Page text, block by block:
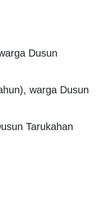
Dusun
warga Dusun
Tarukahan